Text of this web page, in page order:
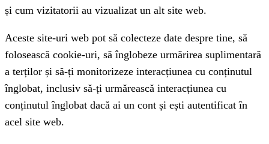
și cum vizitatorii au vizualizat un alt site web.
Aceste site-uri web pot să colecteze date despre tine, să
folosească cookie-uri, să înglobeze urmărirea suplimentară
a terților și să-ți monitorizeze interacțiunea cu conținutul
înglobat, inclusiv să-ți urmărească interacțiunea cu
conținutul înglobat dacă ai un cont și ești autentificat în
acel site web.